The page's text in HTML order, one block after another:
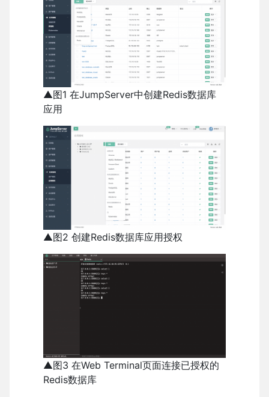
▲图1 在JumpServer中创建Redis数据库
应用
▲图2 创建Redis数据库应用授权
▲图3 在Web Terminal页面连接已授权的
Redis数据库